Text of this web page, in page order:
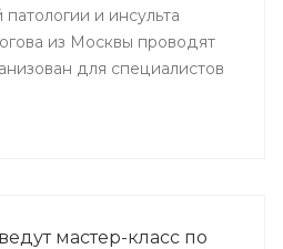
и инсульта
из Москвы проводят
для специалистов
первичных сосудистых
населению.мастер-класс по